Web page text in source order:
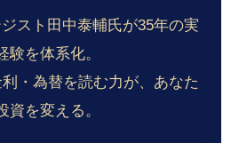
スト田中泰輔氏が35年の実
験を体系化。
・為替を読む力が、あなた
資を変える。